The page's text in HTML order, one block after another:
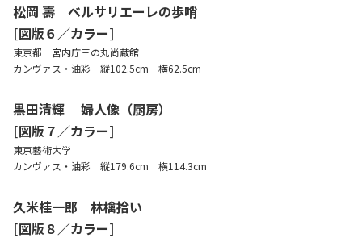
松岡 壽 ベルサリエーレの歩哨
[図版６／カラー]
東京都 宮内庁三の丸尚蔵館
カンヴァス・油彩 縦102.5cm 横62.5cm
黒田清輝 婦人像（厨房）
[図版７／カラー]
東京藝術大学
カンヴァス・油彩 縦179.6cm 横114.3cm
久米桂一郎 林檎拾い
[図版８／カラー]